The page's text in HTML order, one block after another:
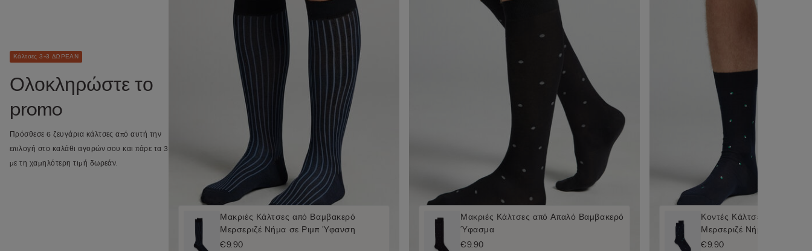
Κάλτσες 3+3 ΔΩΡΕΑΝ
Ολοκληρώστε το
promo
Πρόσθεσε 6 ζευγάρια κάλτσες από αυτή την
επιλογή στο καλάθι αγορών σου και πάρε τα 3
με τη χαμηλότερη τιμή δωρεάν.
Μακριές Κάλτσες από Βαμβακερό
Μερσεριζέ Νήμα σε Ριμπ Ύφανση
€9.90
Μακριές Κάλτσες από Απαλό Βαμβακερό
Ύφασμα
€9.90
Κοντές Κάλτσες από
Μερσεριζέ Νήμα
€9.90